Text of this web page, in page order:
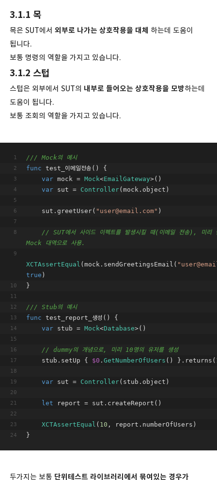
3.1.1 목
목은 SUT에서 외부로 나가는 상호작용을 대체 하는데 도움이
됩니다.
보통 명령의 역할을 가지고 있습니다.
3.1.2 스텁
스텁은 외부에서 SUT의 내부로 들어오는 상호작용을 모방하는데
도움이 됩니다.
보통 조회의 역할을 가지고 있습니다.
/// Mock의 예시
func test_이메일전송 ()
{
var mock = Mock<EmailGateway>()
var sut = Controller(mock.object)
    sut.greetUser(
"user@email.com" )
// SUT에서 사이드 이펙트를 발생시킬 때(이메일 전송), 미리
Mock 대역으로 사용.
XCTAssertEqual (mock.sendGreetingsEmail(
true )
}
/// Stub의 예시
func test_report_생성 ()
{
var stub = Mock<Database>()
// dummy의 개념으로, 미리 10명의 유저를 생성
    stub.setUp {
$0 . GetNumberOfUsers () }.returns(
var sut = Controller(stub.object)
let report = sut.createReport()
XCTAssertEqual ( 10 , report.numberOfUsers)
}
두가지는 보통 단위테스트 라이브러리에서 묶여있는 경우가